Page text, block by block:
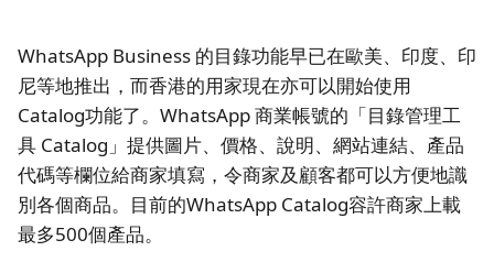
WhatsApp Business 的目錄功能早已在歐美、印度、印
尼等地推出，而香港的用家現在亦可以開始使用
Catalog功能了。WhatsApp 商業帳號的「目錄管理工
具 Catalog」提供圖片、價格、說明、網站連結、產品
代碼等欄位給商家填寫，令商家及顧客都可以方便地識
別各個商品。目前的WhatsApp Catalog容許商家上載
最多500個產品。